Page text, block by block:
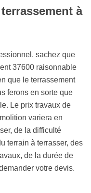
à
sachez que
37600 raisonnable
que le terrassement
ferons en sorte que
Le prix travaux de
variera en
de la difficulté
terrain à terrasser, des
de la durée de
votre devis.